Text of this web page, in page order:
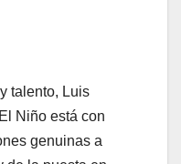
talento, Luis
Niño está con
genuinas a